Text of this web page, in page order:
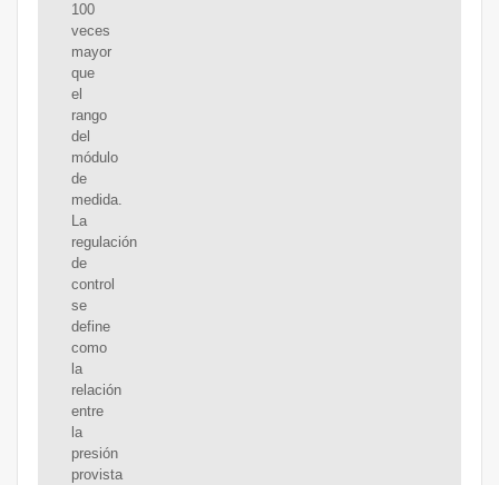
100
veces
mayor
que
el
rango
del
módulo
de
medida.
La
regulación
de
control
se
define
como
la
relación
entre
la
presión
provista